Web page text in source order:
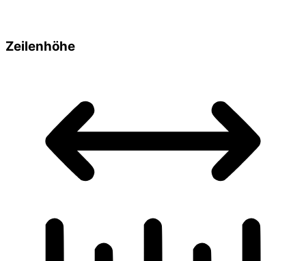
Zeilenhöhe